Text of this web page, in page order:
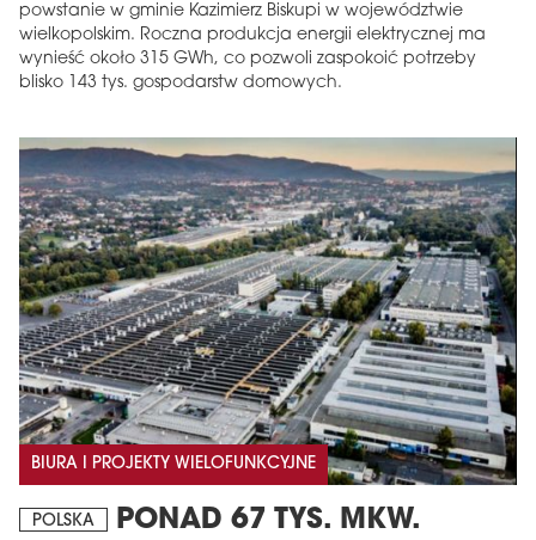
powstanie w gminie Kazimierz Biskupi w województwie
wielkopolskim. Roczna produkcja energii elektrycznej ma
wynieść około 315 GWh, co pozwoli zaspokoić potrzeby
blisko 143 tys. gospodarstw domowych.
BIURA I PROJEKTY WIELOFUNKCYJNE
POLSKA
PONAD 67 TYS. MKW.